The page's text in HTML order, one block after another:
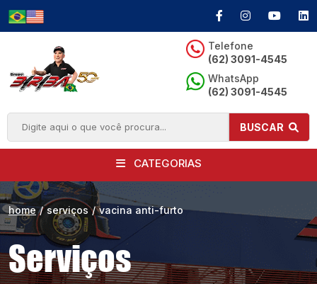
Telefone
(62) 3091-4545
WhatsApp
(62) 3091-4545
BUSCAR
CATEGORIAS
home / serviços / vacina anti-furto
Serviços